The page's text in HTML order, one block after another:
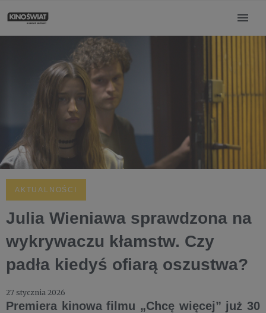
AKTUALNOŚCI
Julia Wieniawa sprawdzona na
wykrywaczu kłamstw. Czy
padła kiedyś ofiarą oszustwa?
27 stycznia 2026
Premiera kinowa filmu „Chcę więcej” już 30